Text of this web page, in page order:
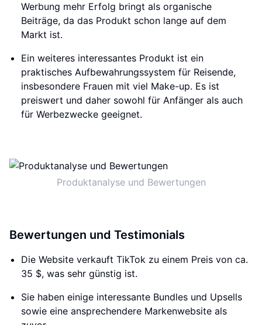
Werbung mehr Erfolg bringt als organische
Beiträge, da das Produkt schon lange auf dem
Markt ist.
Ein weiteres interessantes Produkt ist ein
praktisches Aufbewahrungssystem für Reisende,
insbesondere Frauen mit viel Make-up. Es ist
preiswert und daher sowohl für Anfänger als auch
für Werbezwecke geeignet.
Produktanalyse und Bewertungen
Bewertungen und Testimonials
Die Website verkauft TikTok zu einem Preis von ca.
35 $, was sehr günstig ist.
Sie haben einige interessante Bundles und Upsells
sowie eine ansprechendere Markenwebsite als